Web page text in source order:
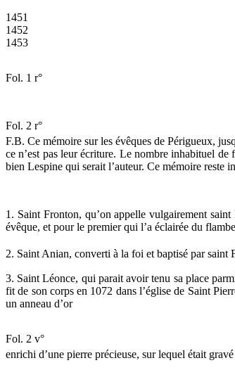
1451
1452
1453
Fol. 1 r°
Fol. 2 r°
F.B. Ce mémoire sur les évêques de Périgueux,
ce n’est pas leur écriture. Le nombre inhabituel
bien Lespine qui serait l’auteur. Ce mémoire reste
1. Saint Fronton, qu’on appelle vulgairement
évêque, et pour le premier qui l’a éclairée du
2. Saint Anian, converti à la foi et baptisé par saint
3. Saint Léonce, qui parait avoir tenu sa place
fit de son corps en 1072 dans l’église de Saint
un anneau d’or
Fol. 2 v°
enrichi d’une pierre précieuse, sur lequel était